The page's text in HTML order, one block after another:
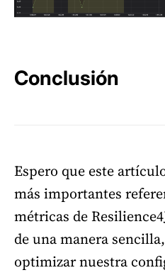
Conclusión
Espero que este
más importantes
métricas de
de una manera
optimizar nuestra